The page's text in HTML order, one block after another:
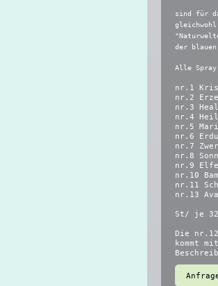
sind für
der blauen
Alle
nr.1
nr.2
nr.3
nr.4
nr.5
nr.6
nr.7
nr.8
nr.9
nr.10
nr.11
nr.13
St/ je
Die
kommt